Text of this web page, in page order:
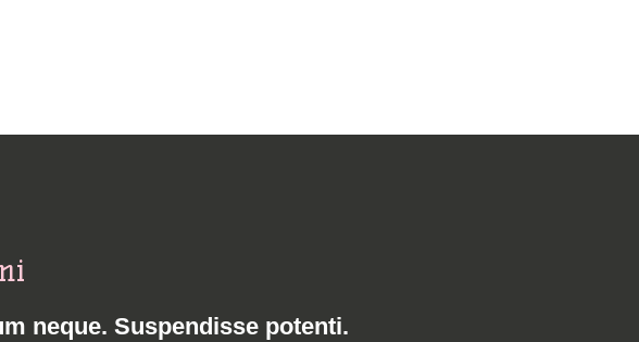
neque. Suspendisse potenti.